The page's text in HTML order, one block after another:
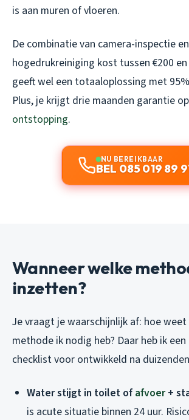
is aan muren of vloeren.
De combinatie van camera-inspectie en
hogedrukreiniging kost tussen €200
geeft wel een totaaloplossing met
Plus, je krijgt drie maanden garantie
ontstopping.
NU BEREIKBAAR
BEL 085 019 89
Wanneer welke
inzetten?
Je vraagt je waarschijnlijk af: hoe
methode ik nodig heb? Daar heb ik
checklist voor ontwikkeld na
Water stijgt in toilet ofafvoer+
is acute situatie binnen 24 uur.